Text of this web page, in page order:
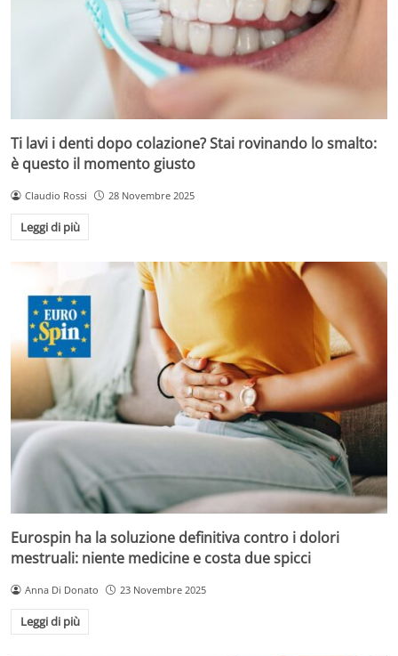
Ti lavi i denti dopo colazione? Stai rovinando lo smalto:
è questo il momento giusto
Claudio Rossi 28 Novembre 2025
Leggi di più
Eurospin ha la soluzione definitiva contro i dolori
mestruali: niente medicine e costa due spicci
Anna Di Donato 23 Novembre 2025
Leggi di più